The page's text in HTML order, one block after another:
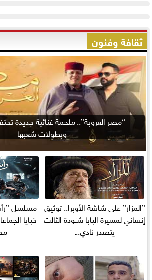
ثقافة وفنون
“مصر العروبة”.. ملحمة غنائية جديدة
وبطولات شعبها
”المزار” على شاشة الأوبرا.. توثيق
إنساني لمسيرة البابا شنودة الثالث
يتصدر نادي...
مسلسل
خبايا